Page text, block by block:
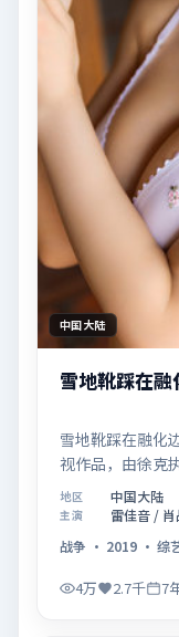
中国大陆
雪地靴踩在融
雪地靴踩在融化
视作品，由徐克
演，于2019年07
拼图里的真相碎
力，节奏起伏得
化了类型片的观
适合关注现实主
地区 中国大陆
主演
雷佳音 /
战争 · 2019 · 综
4万 2.7千 7